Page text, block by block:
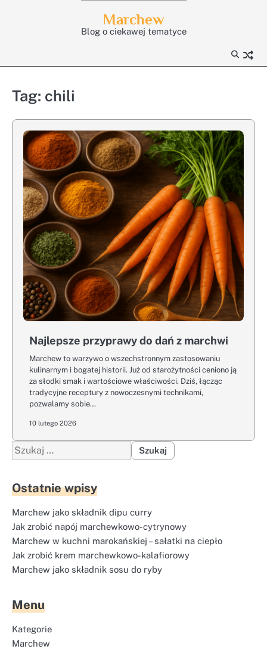
Marchew
Blog o ciekawej tematyce
Tag: chili
Najlepsze przyprawy do dań z marchwi
Marchew to warzywo o wszechstronnym zastosowaniu
kulinarnym i bogatej historii. Już od starożytności ceniono ją
za słodki smak i wartościowe właściwości. Dziś, łącząc
tradycyjne receptury z nowoczesnymi technikami,
pozwalamy sobie…
10 lutego 2026
Szukaj:
Ostatnie wpisy
Marchew jako składnik dipu curry
Jak zrobić napój marchewkowo-cytrynowy
Marchew w kuchni marokańskiej – sałatki na ciepło
Jak zrobić krem marchewkowo-kalafiorowy
Marchew jako składnik sosu do ryby
Menu
Kategorie
Marchew